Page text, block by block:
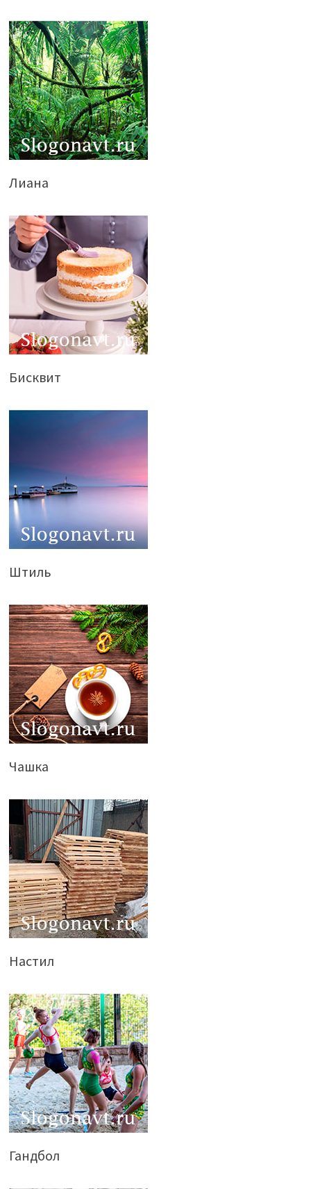
Лиана
Бисквит
Штиль
Чашка
Настил
Гандбол